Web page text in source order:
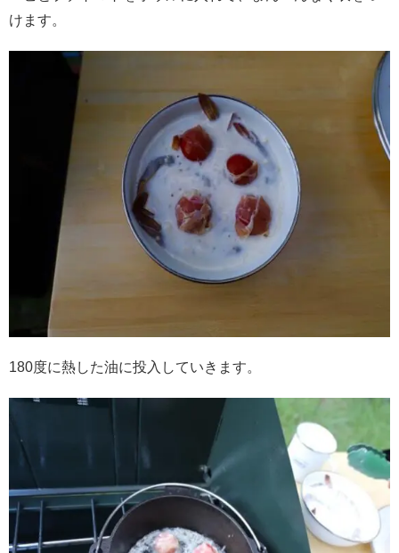
けます。
180度に熱した油に投入していきます。